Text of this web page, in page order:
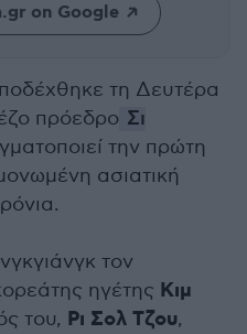
on Google
τη Δευτέρα
πρόεδρο Σι
την πρώτη
ασιατική
τον
ηγέτης Κιμ
του, Ρι Σολ Τζου,